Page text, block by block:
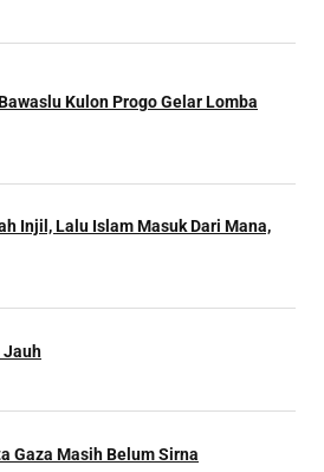
Kulon Progo Gelar Lomba
Injil, Lalu Islam Masuk Dari Mana,
Jauh
Gaza Masih Belum Sirna